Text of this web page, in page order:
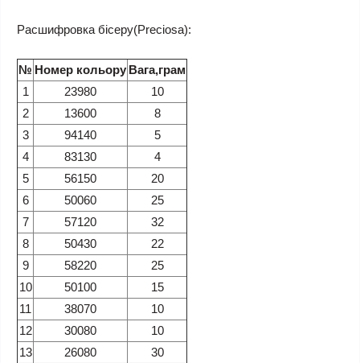
Расшифровка бісеру(Preciosa):
№ Номер кольору Вага,грам
1
23980
10
2
13600
8
3
94140
5
4
83130
4
5
56150
20
6
50060
25
7
57120
32
8
50430
22
9
58220
25
10
50100
15
11
38070
10
12
30080
10
13
26080
30